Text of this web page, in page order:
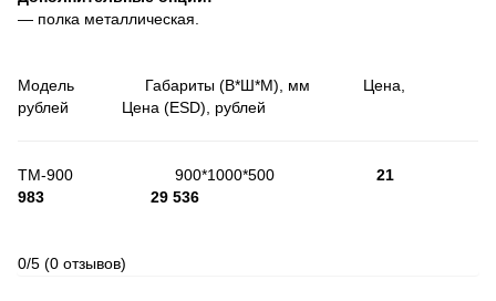
— полка металлическая.
Модель Габариты (В*Ш*М), мм Цена,
рублей Цена (ESD), рублей
ТМ-900 900*1000*500 21
983
29 536
0/5 (0 отзывов)